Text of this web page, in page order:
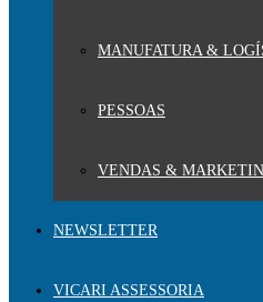
MANUFATURA &
PESSOAS
VENDAS &
NEWSLETTER
VICARI ASSESSORIA